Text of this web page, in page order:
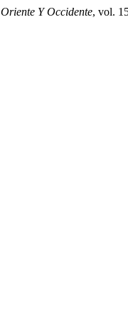
Oriente Y Occidente, vol.